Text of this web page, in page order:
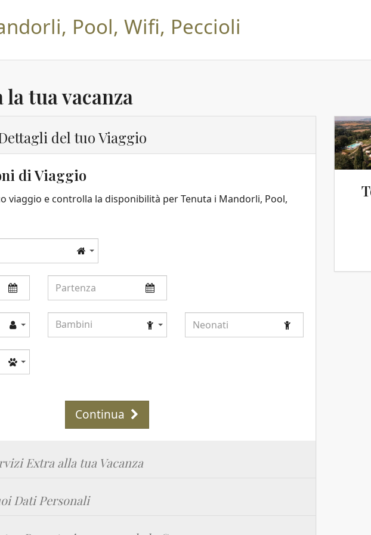
Pool, Wifi, Peccioli
tua vacanza
del tuo Viaggio
di Viaggio
viaggio e controlla la disponibilità per Tenuta i Mandorli, Pool,
Partenza
Bambini
Bambini Neonati
Continua
Extra alla tua Vacanza
Dati Personali